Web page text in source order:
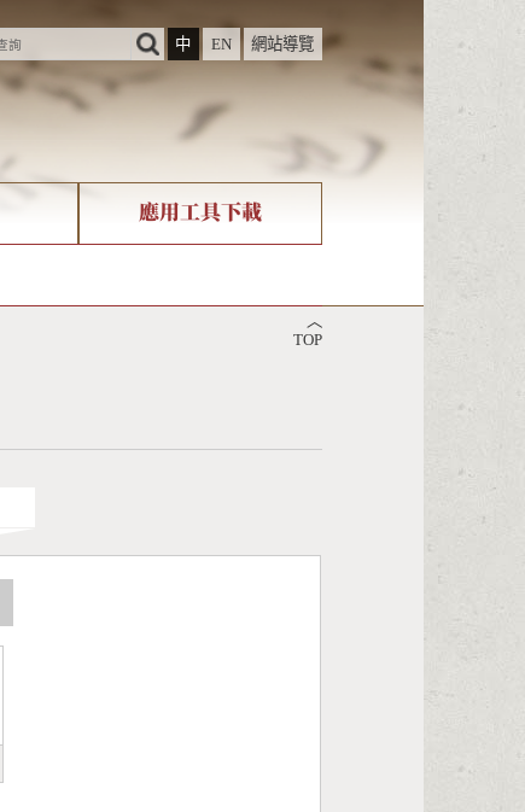
中
EN 網站導覽
應用工具下載
︿
TOP